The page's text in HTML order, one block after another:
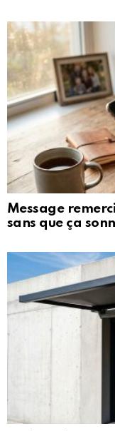
Message
sans que ça